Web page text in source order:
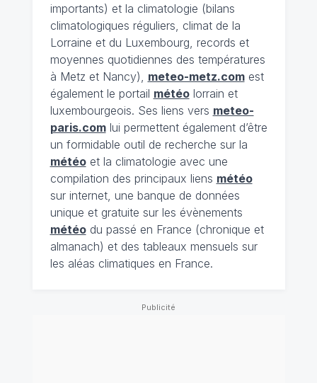
importants) et la climatologie (bilans
climatologiques réguliers, climat de la
Lorraine et du Luxembourg, records et
moyennes quotidiennes des températures
à Metz et Nancy), meteo-metz.comest
également le portail météolorrain et
luxembourgeois. Ses liens vers meteo-
paris.comlui permettent également d’être
un formidable outil de recherche sur la
météoet la climatologie avec une
compilation des principaux liens météo
sur internet, une banque de données
unique et gratuite sur les évènements
météodu passé en France (chronique et
almanach) et des tableaux mensuels sur
les aléas climatiques en France.